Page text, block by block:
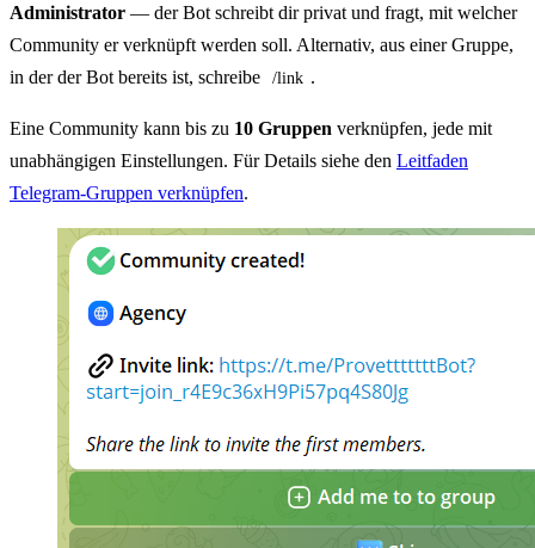
Administrator — der Bot schreibt dir privat und fragt, mit welcher
Community er verknüpft werden soll. Alternativ, aus einer Gruppe,
in der der Bot bereits ist, schreibe
/link .
Eine Community kann bis zu 10 Gruppen verknüpfen, jede mit
unabhängigen Einstellungen. Für Details siehe den Leitfaden
Telegram-Gruppen verknüpfen.